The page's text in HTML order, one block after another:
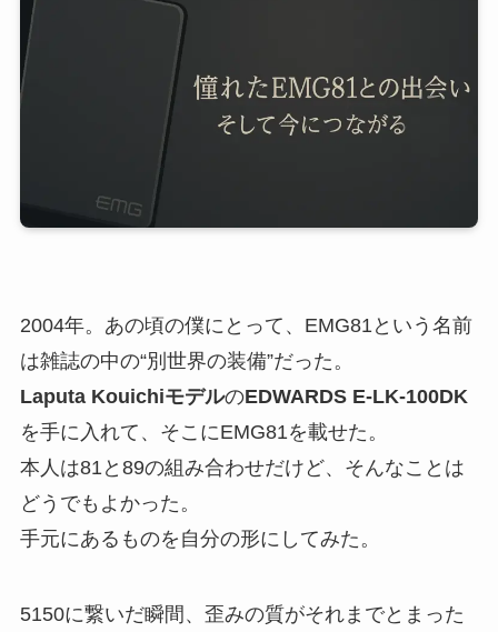
2004年。あの頃の僕にとって、EMG81という名前
は雑誌の中の“別世界の装備”だった。
Laputa KouichiモデルのEDWARDS E-LK-100DK
を手に入れて、そこにEMG81を載せた。
本人は81と89の組み合わせだけど、そんなことは
どうでもよかった。
手元にあるものを自分の形にしてみた。
5150に繋いだ瞬間、歪みの質がそれまでとまった